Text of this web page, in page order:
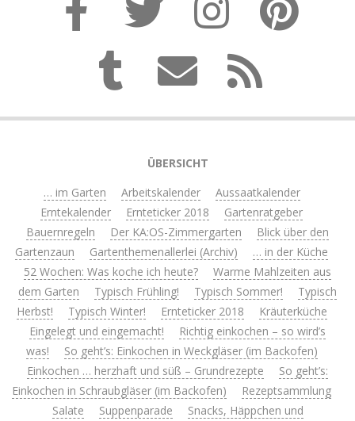
ÜBERSICHT
… im Garten
Arbeitskalender
Aussaatkalender
Erntekalender
Ernteticker 2018
Gartenratgeber
Bauernregeln
Der KA:OS-Zimmergarten
Blick über den
Gartenzaun
Gartenthemenallerlei (Archiv)
… in der Küche
52 Wochen: Was koche ich heute?
Warme Mahlzeiten aus
dem Garten
Typisch Frühling! Typisch Sommer!
Typisch
Herbst!
Typisch Winter! Ernteticker 2018
Kräuterküche
Eingelegt und eingemacht!
Richtig einkochen – so wird’s
was!
So geht’s: Einkochen in Weckgläser (im Backofen)
Einkochen … herzhaft und süß – Grundrezepte
So geht’s:
Einkochen in Schraubgläser (im Backofen)
Rezeptsammlung
Salate
Suppenparade
Snacks, Häppchen und